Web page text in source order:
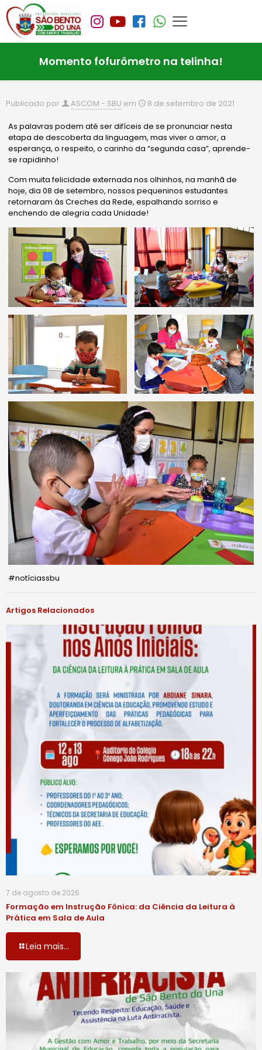
Momento fofurômetro na telinha!
Publicado por ASCOM - SBU em 8 de setembro de 2021
As palavras podem até ser difíceis de se pronunciar nesta
etapa de descoberta da linguagem, mas viver o amor, a
esperança, o respeito, o carinho da “segunda casa”, aprende-
se rapidinho!
Com muita felicidade externada nos olhinhos, na manhã de
hoje, dia 08 de setembro, nossos pequeninos estudantes
retornaram às Creches da Rede, espalhando sorriso e
enchendo de alegria cada Unidade!
#notíciassbu
Artigos Relacionados
7 de agosto de 2026
Formação em Instrução Fônica: da Ciência da Leitura à
Prática em Sala de Aula
Leia mais...